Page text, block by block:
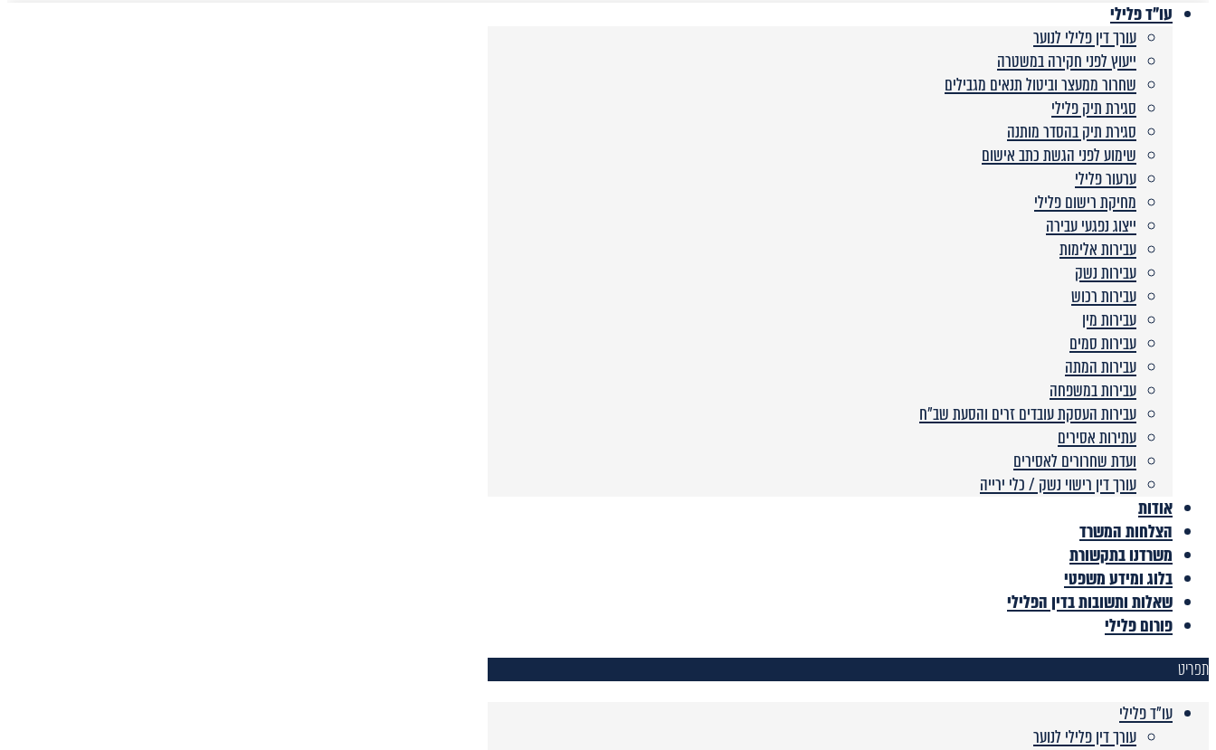
עו"ד פלילי
עורך דין פלילי לנוער
ייעוץ לפני חקירה במשטרה
שחרור ממעצר וביטול תנאים מגבילים
סגירת תיק פלילי
סגירת תיק בהסדר מותנה
שימוע לפני הגשת כתב אישום
ערעור פלילי
מחיקת רישום פלילי
ייצוג נפגעי עבירה
עבירות אלימות
עבירות נשק
עבירות רכוש
עבירות מין
עבירות סמים
עבירות המתה
עבירות במשפחה
עבירות העסקת עובדים זרים והסעת שב”ח
עתירות אסירים
ועדת שחרורים לאסירים
עורך דין רישוי נשק / כלי ירייה
אודות
הצלחות המשרד
משרדנו בתקשורת
בלוג ומידע משפטי
שאלות ותשובות בדין הפלילי
פורום פלילי
תפריט
עו"ד פלילי
עורך דין פלילי לנוער